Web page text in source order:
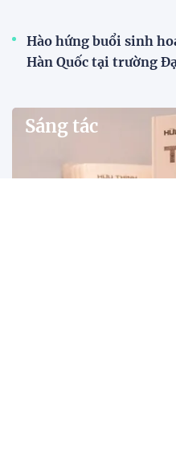
Hào hứng buổi sinh
Hàn Quốc tại trường
Sáng tác